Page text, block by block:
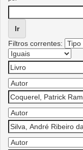
Filtros correntes: